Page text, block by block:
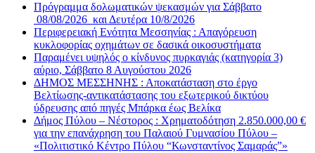
Πρόγραμμα δολωματικών ψεκασμών για Σάββατο
08/08/2026 και Δευτέρα 10/8/2026
Περιφερειακή Ενότητα Μεσσηνίας : Απαγόρευση
κυκλοφορίας οχημάτων σε δασικά οικοσυστήματα
Παραμένει υψηλός ο κίνδυνος πυρκαγιάς (κατηγορία 3)
αύριο, Σάββατο 8 Αυγούστου 2026
ΔΗΜΟΣ ΜΕΣΣΗΝΗΣ : Αποκατάσταση στο έργο
Βελτίωσης-αντικατάστασης του εξωτερικού δικτύου
ύδρευσης από πηγές Μπάρκα έως Βελίκα
Δήμος Πύλου – Νέστορος : Χρηματοδότηση 2.850.000,00 €
για την επανάχρηση του Παλαιού Γυμνασίου Πύλου –
«Πολιτιστικό Κέντρο Πύλου “Κωνσταντίνος Σαμαράς”»